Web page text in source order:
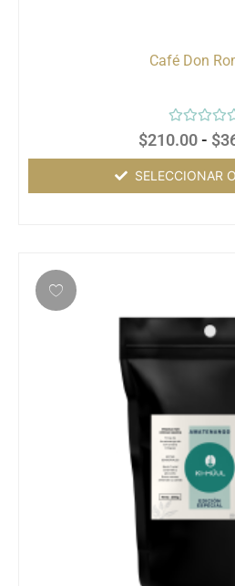
Café Don
Valorado
con
0
de
5
$210.00 - $
SELECCIONAR